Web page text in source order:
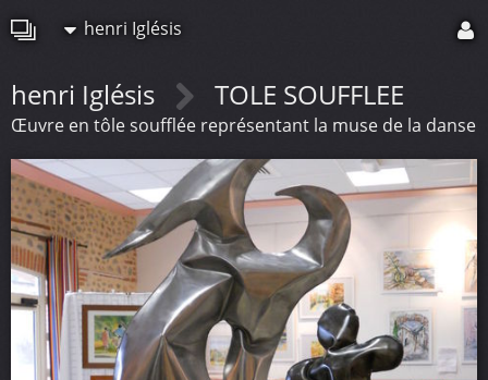
henri Iglésis
henri Iglésis TOLE SOUFFLEE
Œuvre en tôle soufflée représentant la muse de la danse